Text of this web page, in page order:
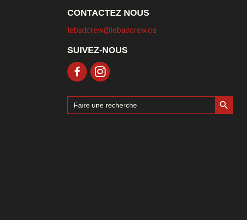
CONTACTEZ NOUS
lebadcrew@lebadcrew.ca
SUIVEZ-NOUS
Search
for:
Search Button